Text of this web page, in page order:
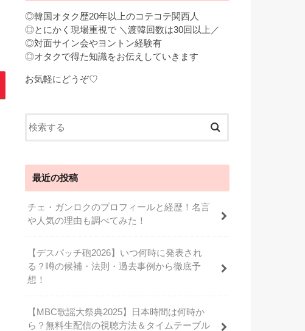
◎韓国オタク歴20年以上のコテコテ関西人
◎とにかく現場重視で ＼渡韓回数は30回以上／
◎対面サイン会やヨントン経験有
◎オタクで得た知識をお伝えしていきます
お気軽にどうぞ♡
最近の投稿
チェ・ガンロクのプロフィールと経歴！名言
や人気の理由も調べてみた！
【デスパッチ砲2026】いつ何時に発表され
る？噂の候補・法則・過去事例から徹底予
想！
【MBC歌謡大祭典2025】日本時間は何時か
ら？無料生配信の視聴方法＆タイムテーブル